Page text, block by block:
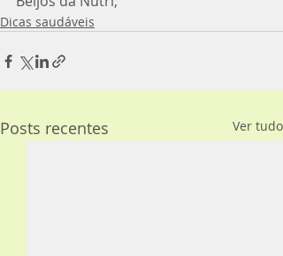
Dicas saudáveis
Posts recentes Ver tudo